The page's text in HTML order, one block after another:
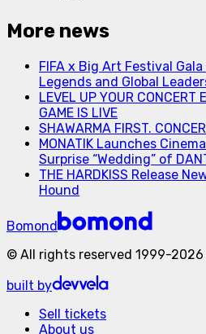
More news
FIFA x Big Art Festival
Legends and Global
LEVEL UP YOUR CONCERT
GAME IS LIVE
SHAWARMA FIRST.
MONATIK Launches
Surprise “Wedding” of
THE HARDKISS Release
Hound
Bomond
© All rights reserved 1999-2026
built by
Sell tickets
About us